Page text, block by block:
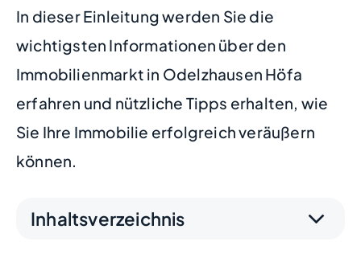
In dieser Einleitung werden Sie die
wichtigsten Informationen über den
Immobilienmarkt in Odelzhausen Höfa
erfahren und nützliche Tipps erhalten, wie
Sie Ihre Immobilie erfolgreich veräußern
können.
Inhaltsverzeichnis